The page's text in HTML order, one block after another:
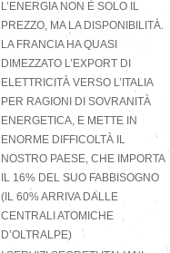
L’ENERGIA NON È SOLO IL
PREZZO, MA LA DISPONIBILITÀ.
LA FRANCIA HA QUASI
DIMEZZATO L’EXPORT DI
ELETTRICITÀ VERSO L’ITALIA
PER RAGIONI DI SOVRANITÀ
ENERGETICA, E METTE IN
ENORME DIFFICOLTÀ IL
NOSTRO PAESE, CHE IMPORTA
IL 16% DEL SUO FABBISOGNO
(IL 60% ARRIVA DALLE
CENTRALI ATOMICHE
D’OLTRALPE)